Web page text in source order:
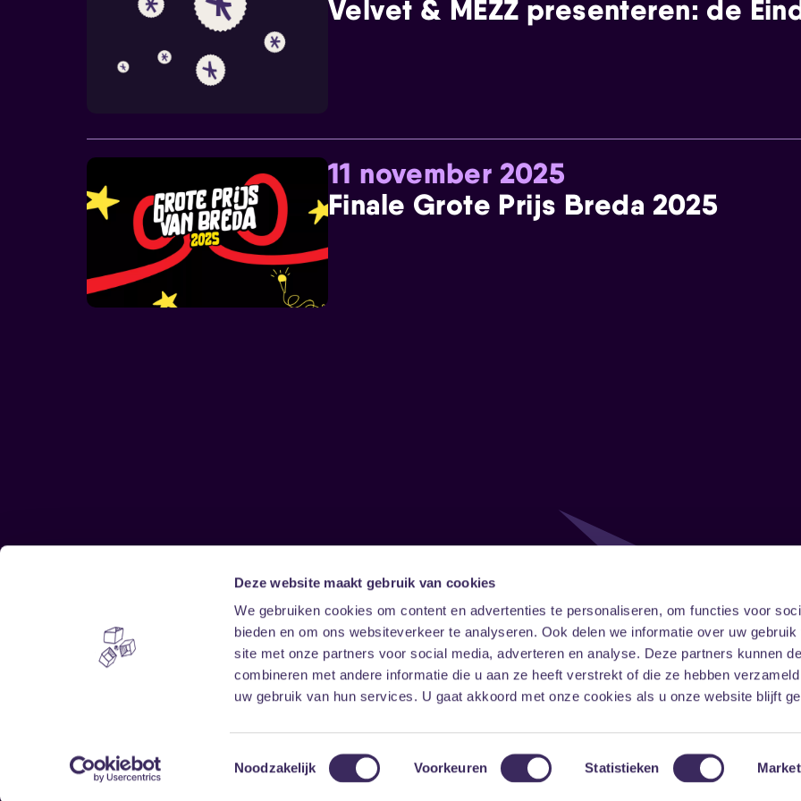
Deze website maakt gebruik van cookies
We gebruiken cookies om content en advertenties te personaliseren, om functies voor
bieden en om ons websiteverkeer te analyseren. Ook delen we informatie over uw gebruik
site met onze partners voor social media, adverteren en analyse. Deze partners kunnen
combineren met andere informatie die u aan ze heeft verstrekt of die ze hebben
uw gebruik van hun services. U gaat akkoord met onze cookies als u onze website blijft
Toestemmingsselectie
Noodzakelijk Voorkeuren Statistieken
Velvet & MEZZ presenteren: de
11 november 2025
Finale Grote Prijs Breda 2025
Home
Vrijwilligers
Disclaimer
Toegankelijkheid
Privacy & cookies
Follow
FacebookInstagramLinkedIn
Onze